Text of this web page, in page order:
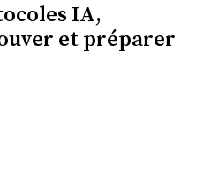
IA,
et préparer